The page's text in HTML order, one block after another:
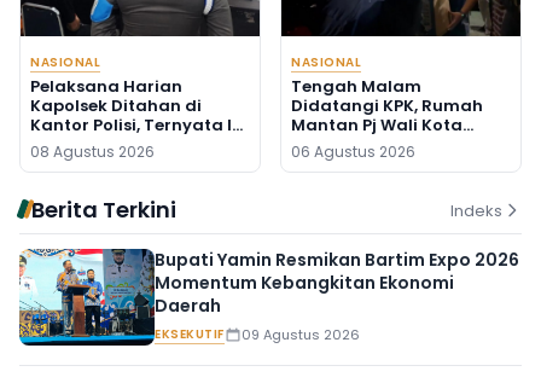
NASIONAL
Pelaksana Harian
Kapolsek Ditahan di
Kantor Polisi, Ternyata Ini
Penyebabnya
08 Agustus 2026
NASIONAL
Tengah Malam
Didatangi KPK, Rumah
Mantan Pj Wali Kota
Digeledah, Empat Koper
Dibawa
06 Agustus 2026
Berita Terkini Indeks
Bupati Yamin Resmikan Bartim Expo 2026
Momentum Kebangkitan Ekonomi
Daerah
EKSEKUTIF 09 Agustus 2026